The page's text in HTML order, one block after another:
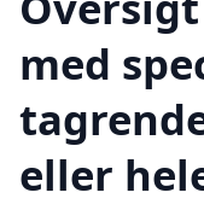
med
eller